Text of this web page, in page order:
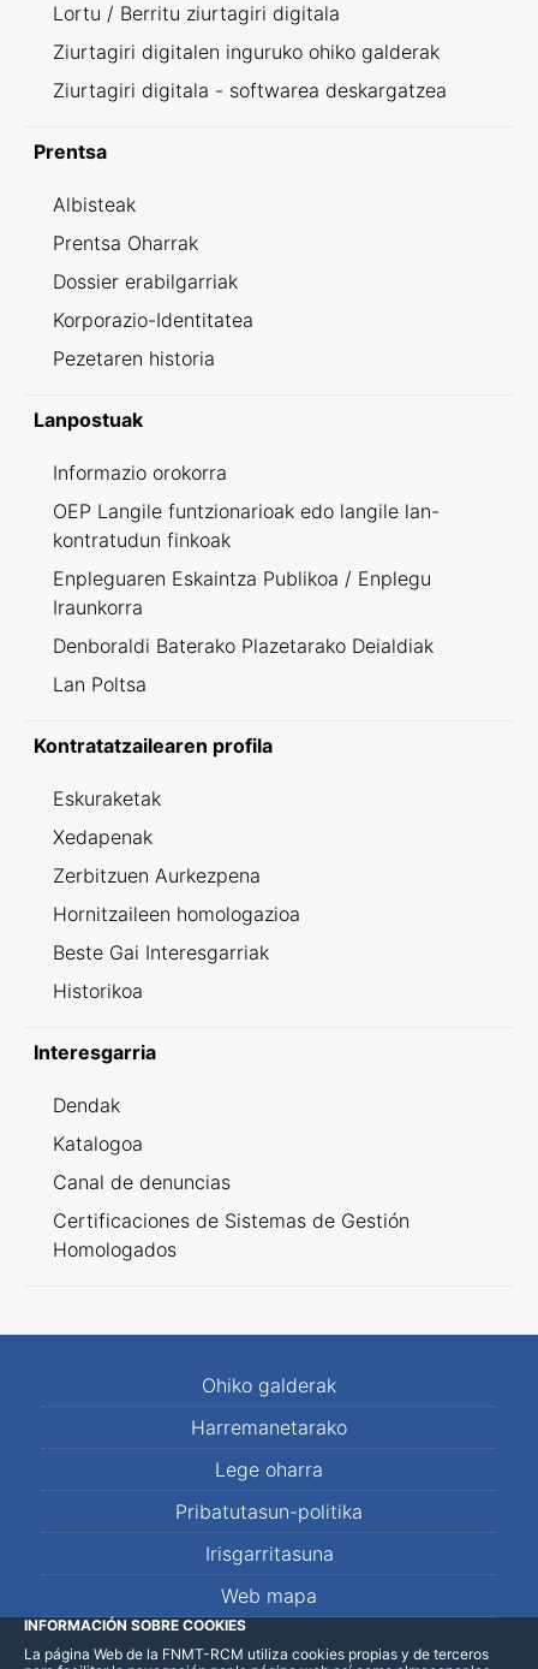
Lortu / Berritu ziurtagiri digitala
Ziurtagiri digitalen inguruko ohiko galderak
Ziurtagiri digitala - softwarea deskargatzea
Prentsa
Albisteak
Prentsa Oharrak
Dossier erabilgarriak
Korporazio-Identitatea
Pezetaren historia
Lanpostuak
Informazio orokorra
OEP Langile funtzionarioak edo langile lan-
kontratudun finkoak
Enpleguaren Eskaintza Publikoa / Enplegu
Iraunkorra
Denboraldi Baterako Plazetarako Deialdiak
Lan Poltsa
Kontratatzailearen profila
Eskuraketak
Xedapenak
Zerbitzuen Aurkezpena
Hornitzaileen homologazioa
Beste Gai Interesgarriak
Historikoa
Interesgarria
Dendak
Katalogoa
Canal de denuncias
Certificaciones de Sistemas de Gestión
Homologados
Ohiko galderak
Harremanetarako
Lege oharra
Pribatutasun-politika
Irisgarritasuna
Web mapa
LinkedInFacebookWhatsApp
INFORMACIÓN SOBRE COOKIES
La página Web de la FNMT-RCM utiliza cookies propias y de terceros